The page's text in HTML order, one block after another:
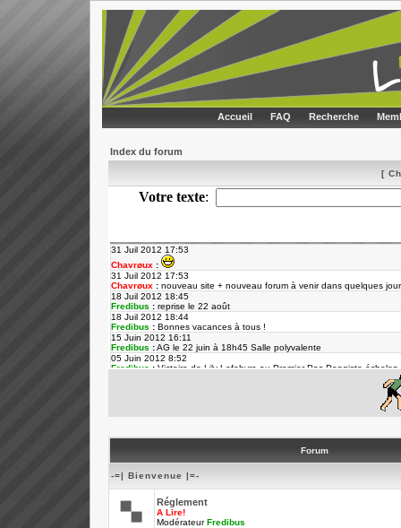
Accueil FAQ Recherche
Index du forum
[
Forum
-=| Bienvenue |=-
Réglement
A Lire!
ModérateurFredibus